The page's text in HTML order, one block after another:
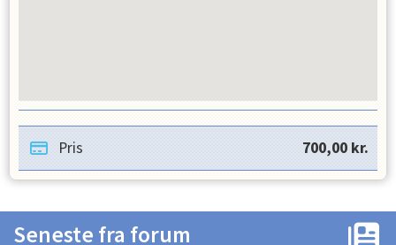
Pris 700,00 kr.
Seneste fra forum